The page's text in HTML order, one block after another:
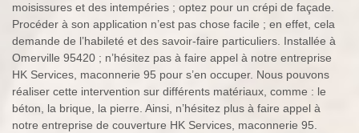
moisissures et des intempéries ; optez pour un crépi de façade.
Procéder à son application n’est pas chose facile ; en effet, cela
demande de l’habileté et des savoir-faire particuliers. Installée à
Omerville 95420 ; n’hésitez pas à faire appel à notre entreprise
HK Services, maconnerie 95 pour s’en occuper. Nous pouvons
réaliser cette intervention sur différents matériaux, comme : le
béton, la brique, la pierre. Ainsi, n’hésitez plus à faire appel à
notre entreprise de couverture HK Services, maconnerie 95.